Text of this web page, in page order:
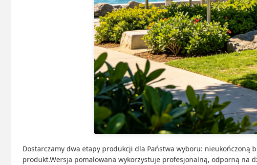
Dostarczamy dwa etapy produkcji dla Państwa wyboru: nieukończoną
produkt.Wersja pomalowana wykorzystuje profesjonalną, odporną na